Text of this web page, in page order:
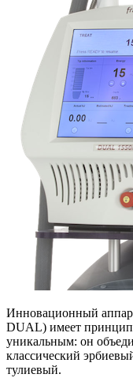
Инновационный
DUAL) имеет
уникальным: он
классический
тулиевый.